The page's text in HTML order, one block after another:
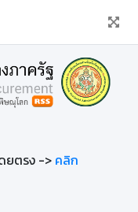
ยตรง -> คลิก